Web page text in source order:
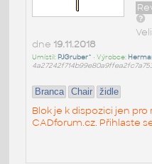
dne 19.11.2018
Umístil: PJGruber^ • Výrobce:
Branca Chair židle
Blok je k dispozici jen
CADforum.cz. Přihlaste